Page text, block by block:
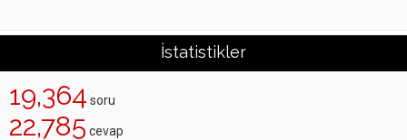
İstatistikler
19,364 soru
22,785 cevap